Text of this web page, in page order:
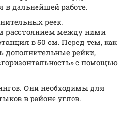
в дальнейшей работе.
реек.
расстоянием между ними
в 50 см. Перед тем, как
дополнительные рейки,
с помощью
Они необходимы для
в районе углов.